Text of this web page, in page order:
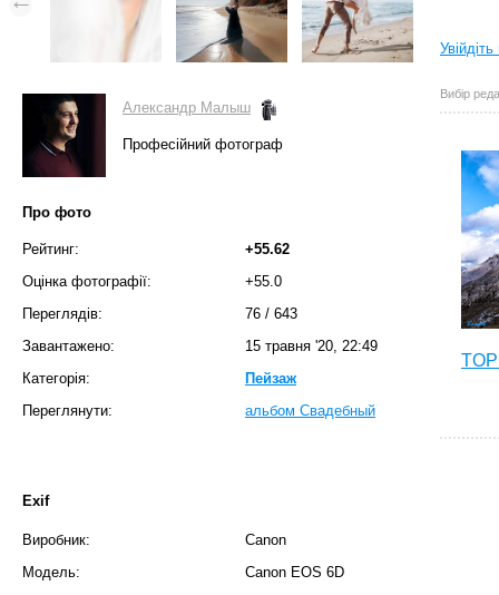
Александр Малыш
Професійний фотограф
Про фото
Рейтинг:
+55.62
Оцінка фотографії:
+55.0
Переглядів:
76 / 643
Завантажено:
15 травня '20, 22:49
Категорія:
Пейзаж
Переглянути:
альбом Свадебный
Exif
Виробник:
Canon
Модель:
Canon EOS 6D
Вибір